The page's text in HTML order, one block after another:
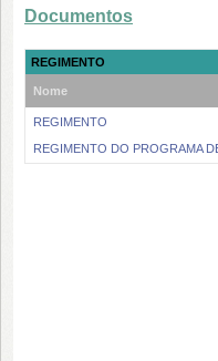
Documentos
REGIMENTO
Nome
REGIMENTO
REGIMENTO DO PROGRAMA